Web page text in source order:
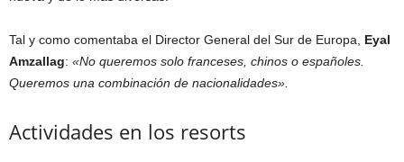
Tal y como comentaba el Director General del Sur de Europa, Eyal
Amzallag: «No queremos solo franceses, chinos o españoles.
Queremos una combinación de nacionalidades».
Actividades en los resorts